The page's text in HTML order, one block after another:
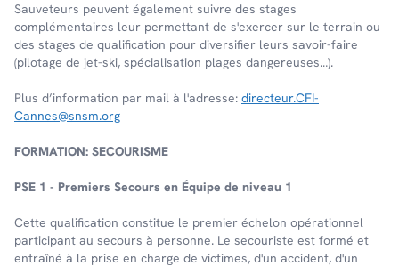
Sauveteurs peuvent également suivre des stages
complémentaires leur permettant de s'exercer sur le terrain ou
des stages de qualification pour diversifier leurs savoir-faire
(pilotage de jet-ski, spécialisation plages dangereuses…).
Plus d’information par mail à l'adresse: directeur.CFI-
Cannes@snsm.org
FORMATION: SECOURISME
PSE 1 - Premiers Secours en Équipe de niveau 1
Cette qualification constitue le premier échelon opérationnel
participant au secours à personne. Le secouriste est formé et
entraîné à la prise en charge de victimes, d'un accident, d'un